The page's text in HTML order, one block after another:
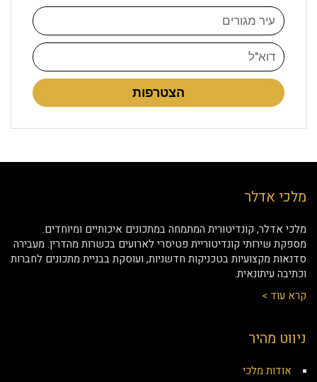
הצטרפות
מלכי אדלר
מלכי אדלר, קונדיטורית המתמחה במתכונים איכותיים ומיוחדים.
מספקת שירותי קונדיטוריית פטיסרי לארועים בכשרות מהדרין. מעבירה
סדנאות מקצועיות בטכניקות חדשניות, ועוסקת בבניית מתכונים לחברות
וכתיבה עיתונאית.
קרא עוד >
ניווט מהיר
אודות מלכי